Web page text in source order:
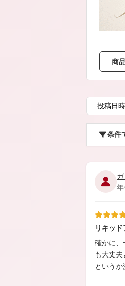
お友達紹介
理想肌バラ
アテニアの
Make Look
マルチビタ
インナース
商
条件
リキッ
確かに、
も大丈
という